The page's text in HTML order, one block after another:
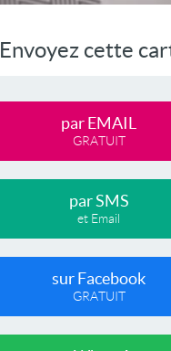
Envoyez cette
par EMAIL
GRATUIT
par SMS
et Email
sur Facebook
GRATUIT